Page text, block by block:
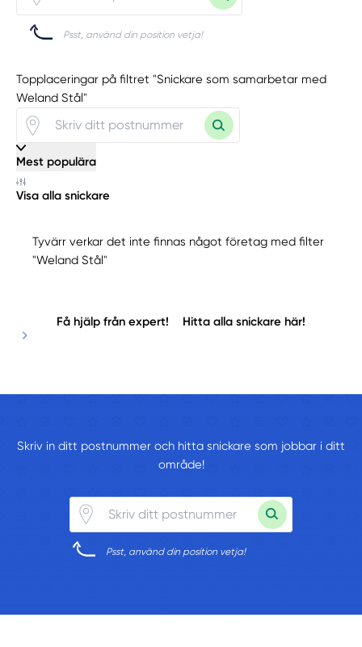
Psst, använd din position vetja!
Topplaceringar på filtret "Snickare som samarbetar med
Weland Stål"
Mest populära
Visa alla snickare
Tyvärr verkar det inte finnas något företag med filter
"Weland Stål"
Få hjälp från expert! Hitta alla snickare här!
Skriv in ditt postnummer och hitta snickare som jobbar i ditt
område!
Psst, använd din position vetja!